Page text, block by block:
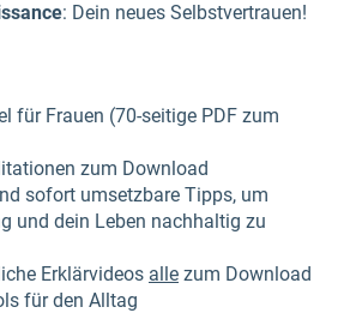
: Dein neues Selbstvertrauen!
für Frauen (70-seitige PDF zum
zum Download
sofort umsetzbare Tipps, um
und dein Leben nachhaltig zu
Erklärvideos alle zum Download
für den Alltag